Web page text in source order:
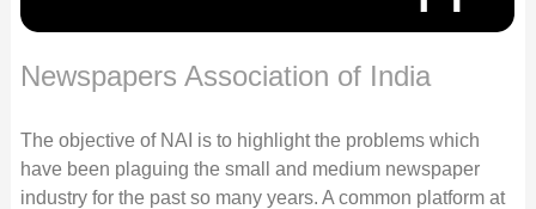
Newspapers Association of India
The objective of NAI is to highlight the problems which
have been plaguing the small and medium newspaper
industry for the past so many years. A common platform at